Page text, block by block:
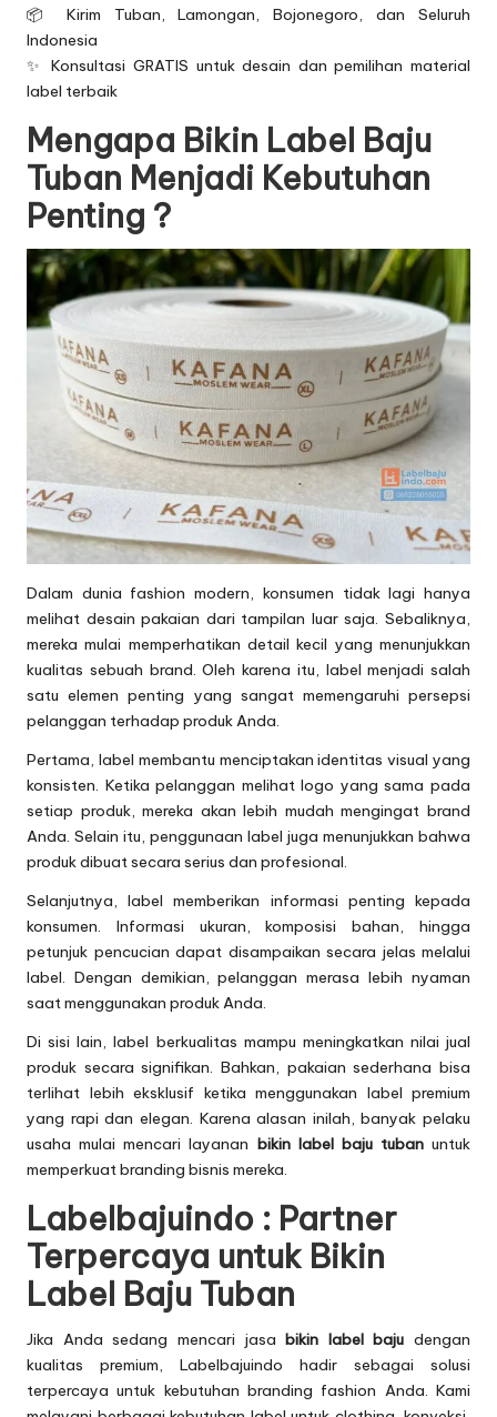
📦 Kirim Tuban, Lamongan, Bojonegoro, dan Seluruh
Indonesia
✨ Konsultasi GRATIS untuk desain dan pemilihan material
label terbaik
Mengapa Bikin Label Baju
Tuban Menjadi Kebutuhan
Penting ?
Dalam dunia fashion modern, konsumen tidak lagi hanya
melihat desain pakaian dari tampilan luar saja. Sebaliknya,
mereka mulai memperhatikan detail kecil yang menunjukkan
kualitas sebuah brand. Oleh karena itu, label menjadi salah
satu elemen penting yang sangat memengaruhi persepsi
pelanggan terhadap produk Anda.
Pertama, label membantu menciptakan identitas visual yang
konsisten. Ketika pelanggan melihat logo yang sama pada
setiap produk, mereka akan lebih mudah mengingat brand
Anda. Selain itu, penggunaan label juga menunjukkan bahwa
produk dibuat secara serius dan profesional.
Selanjutnya, label memberikan informasi penting kepada
konsumen. Informasi ukuran, komposisi bahan, hingga
petunjuk pencucian dapat disampaikan secara jelas melalui
label. Dengan demikian, pelanggan merasa lebih nyaman
saat menggunakan produk Anda.
Di sisi lain, label berkualitas mampu meningkatkan nilai jual
produk secara signifikan. Bahkan, pakaian sederhana bisa
terlihat lebih eksklusif ketika menggunakan label premium
yang rapi dan elegan. Karena alasan inilah, banyak pelaku
usaha mulai mencari layanan bikin label baju tubanuntuk
memperkuat branding bisnis mereka.
Labelbajuindo : Partner
Terpercaya untuk Bikin
Label Baju Tuban
Jika Anda sedang mencari jasabikin label baju dengan
kualitas premium, Labelbajuindo hadir sebagai solusi
terpercaya untuk kebutuhan branding fashion Anda. Kami